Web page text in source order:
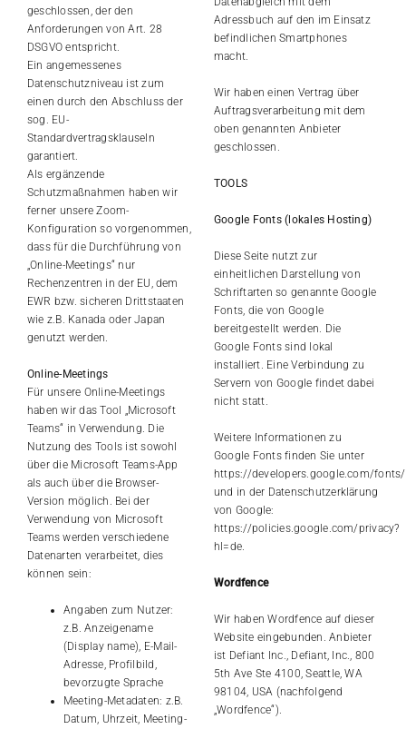
geschlossen, der den
Anforderungen von Art. 28
DSGVO entspricht.
Ein angemessenes
Datenschutzniveau ist zum
einen durch den Abschluss der
sog. EU-
Standardvertragsklauseln
garantiert.
Als ergänzende
Schutzmaßnahmen haben wir
ferner unsere Zoom-
Konfiguration so vorgenommen,
dass für die Durchführung von
„Online-Meetings“ nur
Rechenzentren in der EU, dem
EWR bzw. sicheren Drittstaaten
wie z.B. Kanada oder Japan
genutzt werden.
Online-Meetings
Für unsere Online-Meetings
haben wir das Tool „Microsoft
Teams“ in Verwendung. Die
Nutzung des Tools ist sowohl
über die Microsoft Teams-App
als auch über die Browser-
Version möglich. Bei der
Verwendung von Microsoft
Teams werden verschiedene
Datenarten verarbeitet, dies
können sein:
Angaben zum Nutzer:
z.B. Anzeigename
(Display name), E-Mail-
Adresse, Profilbild,
bevorzugte Sprache
Meeting-Metadaten: z.B.
Datum, Uhrzeit, Meeting-
Adressbuch auf den im Einsatz
befindlichen Smartphones
macht.
Wir haben einen Vertrag über
Auftragsverarbeitung mit dem
oben genannten Anbieter
geschlossen.
TOOLS
Google Fonts (lokales Hosting)
Diese Seite nutzt zur
einheitlichen Darstellung von
Schriftarten so genannte Google
Fonts, die von Google
bereitgestellt werden. Die
Google Fonts sind lokal
installiert. Eine Verbindung zu
Servern von Google findet dabei
nicht statt.
Weitere Informationen zu
Google Fonts finden Sie unter
https://developers.google.com/
und in der Datenschutzerklärung
von Google:
https://policies.google.com/privacy?
hl=de
Wordfence
Wir haben Wordfence auf dieser
Website eingebunden. Anbieter
ist Defiant Inc., Defiant, Inc., 800
5th Ave Ste 4100, Seattle, WA
98104, USA (nachfolgend
„Wordfence“).